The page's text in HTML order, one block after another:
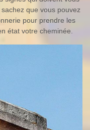
que vous pouvez
pour prendre les
état votre cheminée.